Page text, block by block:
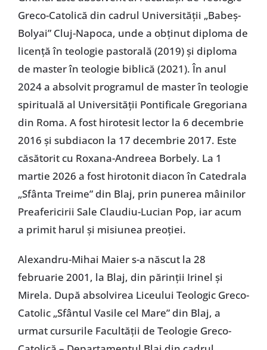
Greco-Catolică din cadrul Universității „Babeș-
Bolyai” Cluj-Napoca, unde a obținut diploma de
licență în teologie pastorală (2019) și diploma
de master în teologie biblică (2021). În anul
2024 a absolvit programul de master în teologie
spirituală al Universității Pontificale Gregoriana
din Roma. A fost hirotesit lector la 6 decembrie
2016 și subdiacon la 17 decembrie 2017. Este
căsătorit cu Roxana-Andreea Borbely. La 1
martie 2026 a fost hirotonit diacon în Catedrala
„Sfânta Treime” din Blaj, prin punerea mâinilor
Preafericirii Sale Claudiu-Lucian Pop, iar acum
a primit harul și misiunea preoției.
Alexandru-Mihai Maier s-a născut la 28
februarie 2001, la Blaj, din părinții Irinel și
Mirela. După absolvirea Liceului Teologic Greco-
Catolic „Sfântul Vasile cel Mare” din Blaj, a
urmat cursurile Facultății de Teologie Greco-